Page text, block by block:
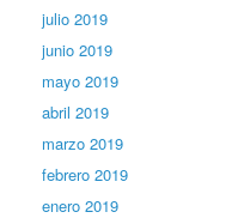
julio 2019
junio 2019
mayo 2019
abril 2019
marzo 2019
febrero 2019
enero 2019